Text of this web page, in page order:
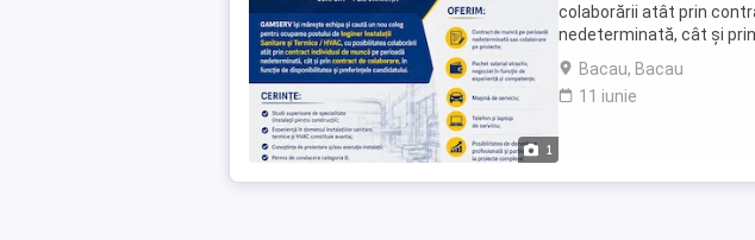
1
colaborării atât prin
nedeterminată, cât și
disponibilitatea și
Bacau, Bacau
11 iunie